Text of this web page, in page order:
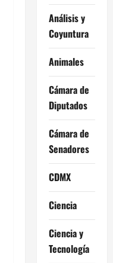
Análisis y
Coyuntura
Animales
Cámara de
Diputados
Cámara de
Senadores
CDMX
Ciencia
Ciencia y
Tecnología